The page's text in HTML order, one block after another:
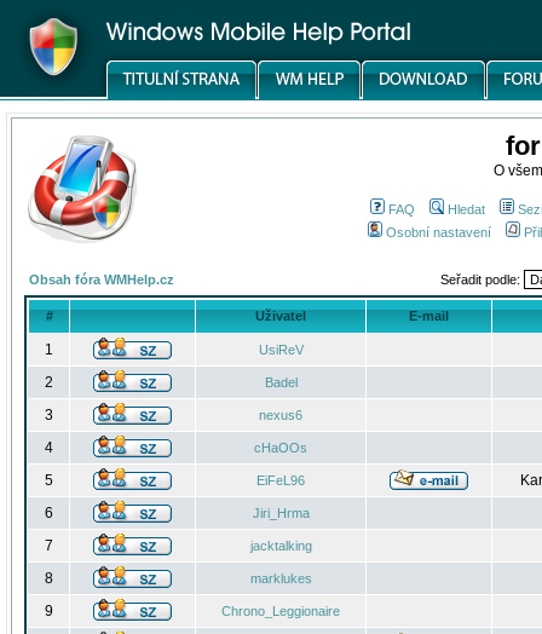
O
FAQ Hledat
Osobní nastavení
Obsah fóra WMHelp.cz Seřadit podle:
# Uživatel E-mail
1 UsiReV
2 Badel
3 nexus6
4 cHaOOs
5 EiFeL96
6
Jiri_Hrma
7 jacktalking
8 marklukes
9 Chrono_Leggionaire